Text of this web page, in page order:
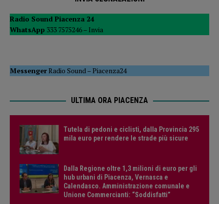
Tutela di pedoni e ciclisti, dalla Provincia 295
mila euro per rendere le strade più sicure
Calendasco. Amministrazione comunale e
Unione Commercianti: “Soddisfatti”